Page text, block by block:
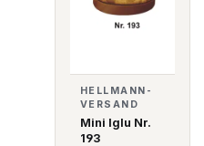
HELLMANN-
VERSAND
Mini Iglu Nr.
193